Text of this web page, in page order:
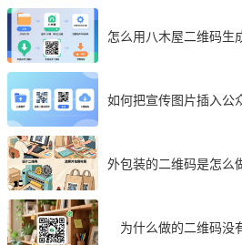
怎么用八木屋二维码生
如何把宣传图片插入公
外包装的二维码是怎么
为什么做的二维码没